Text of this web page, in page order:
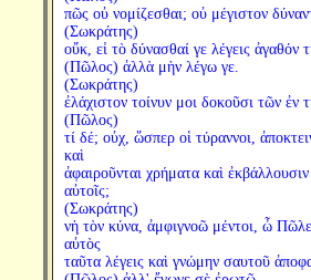
πῶς οὐ νομίζεσθαι; οὐ μέγιστον
(Σωκράτης)
οὔκ, εἰ τὸ δύνασθαί γε λέγεις ἀγαθόν
(Πῶλος) ἀλλὰ μὴν λέγω γε.
(Σωκράτης)
ἐλάχιστον τοίνυν μοι δοκοῦσι τῶν ἐν
(Πῶλος)
τί δέ; οὐχ, ὥσπερ οἱ τύραννοι,
καὶ
ἀφαιροῦνται χρήματα καὶ
αὐτοῖς;
(Σωκράτης)
νὴ τὸν κύνα, ἀμφιγνοῶ μέντοι, ὦ
αὐτὸς
ταῦτα λέγεις καὶ γνώμην σαυτοῦ